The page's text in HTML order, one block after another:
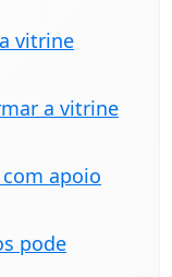
vitrine
a vitrine
apoio
pode